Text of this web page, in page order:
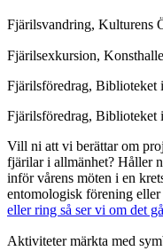
Fjärilsvandring, Kulturens
Fjärilsexkursion,
Fjärilsföredrag, Biblioteket
Fjärilsföredrag, Biblioteket
Vill ni att vi berättar om
fjärilar i allmänhet? Håller
inför vårens möten i en
entomologisk förening
eller ring så ser vi om det
Aktiviteter märkta med